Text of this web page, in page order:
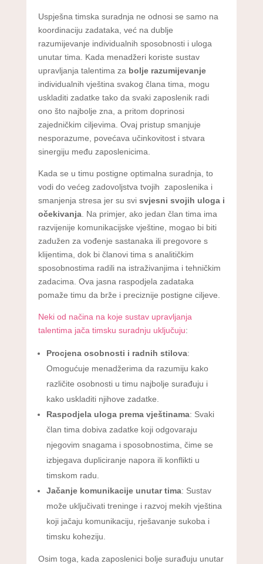
Uspješna timska suradnja ne odnosi se samo na
koordinaciju zadataka, već na dublje
razumijevanje individualnih sposobnosti i uloga
unutar tima. Kada menadžeri koriste sustav
upravljanja talentima za bolje razumijevanje
individualnih vještina svakog člana tima, mogu
uskladiti zadatke tako da svaki zaposlenik radi
ono što najbolje zna, a pritom doprinosi
zajedničkim ciljevima. Ovaj pristup smanjuje
nesporazume, povećava učinkovitost i stvara
sinergiju među zaposlenicima.
Kada se u timu postigne optimalna suradnja, to
vodi do većeg zadovoljstva tvojih zaposlenika i
smanjenja stresa jer su svi svjesni svojih uloga i
očekivanja. Na primjer, ako jedan član tima ima
razvijenije komunikacijske vještine, mogao bi biti
zadužen za vođenje sastanaka ili pregovore s
klijentima, dok bi članovi tima s analitičkim
sposobnostima radili na istraživanjima i tehničkim
zadacima. Ova jasna raspodjela zadataka
pomaže timu da brže i preciznije postigne ciljeve.
Neki od načina na koje sustav upravljanja
talentima jača timsku suradnju uključuju:
Procjena osobnosti i radnih stilova:
Omogućuje menadžerima da razumiju kako
različite osobnosti u timu najbolje surađuju i
kako uskladiti njihove zadatke.
Raspodjela uloga prema vještinama: Svaki
član tima dobiva zadatke koji odgovaraju
njegovim snagama i sposobnostima, čime se
izbjegava dupliciranje napora ili konflikti u
timskom radu.
Jačanje komunikacije unutar tima: Sustav
može uključivati treninge i razvoj mekih vještina
koji jačaju komunikaciju, rješavanje sukoba i
timsku koheziju.
Osim toga, kada zaposlenici bolje surađuju unutar